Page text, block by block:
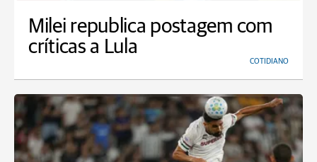
Milei republica postagem com
críticas a Lula
COTIDIANO